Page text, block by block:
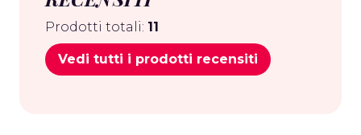
Prodotti totali: 11
Vedi tutti i prodotti recensiti